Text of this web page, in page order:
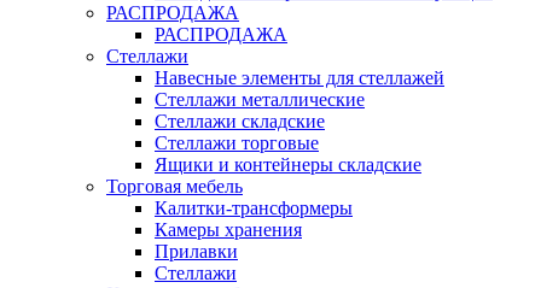
РАСПРОДАЖА
РАСПРОДАЖА
Стеллажи
Навесные элементы для стеллажей
Стеллажи металлические
Стеллажи складские
Стеллажи торговые
Ящики и контейнеры складские
Торговая мебель
Калитки-трансформеры
Камеры хранения
Прилавки
Стеллажи